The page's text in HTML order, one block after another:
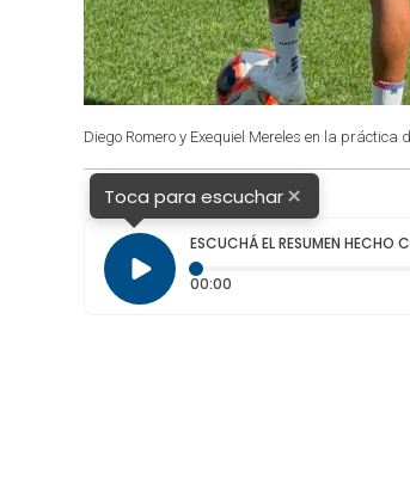
Diego Romero y Exequiel Mereles en la práctica
Toca para escuchar×
ESCUCHÁ EL RESUMEN HECHO
00:00